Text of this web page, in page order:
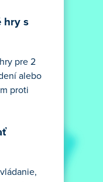
hry s
pre 2
alebo
proti